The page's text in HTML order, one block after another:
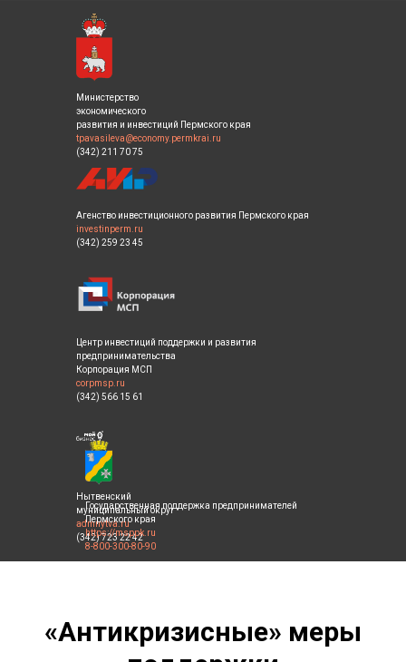
Министерство
экономического
развития и инвестиций Пермского края
tpavasileva@economy.permkrai.ru
(342) 211 70 75
Агенство инвестиционного развития Пермского края
investinperm.ru
(342) 259 23 45
Центр инвестиций поддержки и развития
предпринимательства
Корпорация МСП
corpmsp.ru
(342) 566 15 61
Нытвенский
муниципальный округ
admnytva.ru
(342) 723 22 42
Государственная поддержка предпринимателей
Пермского края
https://msppk.ru
8-800-300-80-90
«Антикризисные» меры